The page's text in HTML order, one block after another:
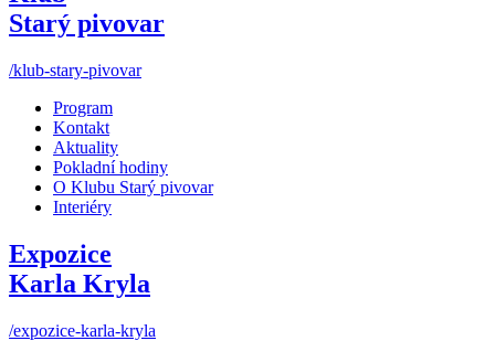
Starý pivovar
/klub-stary-pivovar
Program
Kontakt
Aktuality
Pokladní hodiny
O Klubu Starý pivovar
Interiéry
Expozice
Karla Kryla
/expozice-karla-kryla